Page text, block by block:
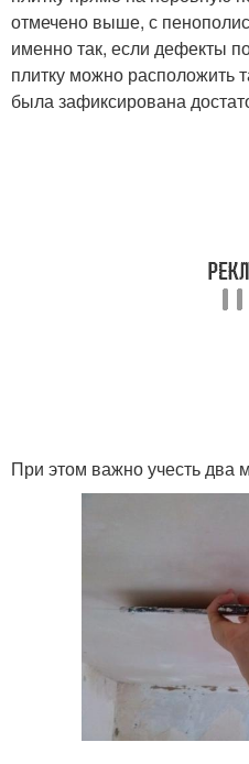
отмечено выше, с
именно так, если дефекты
плитку можно расположить
была зафиксирована
При этом важно учесть два